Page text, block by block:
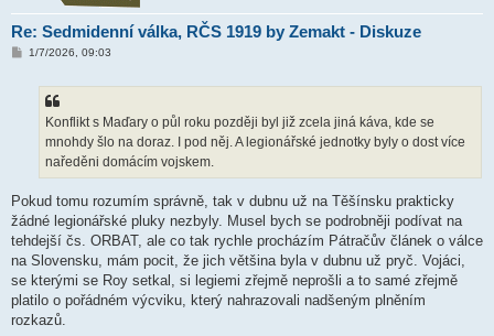
Re: Sedmidenní válka, RČS 1919 by Zemakt - Diskuze
P1/7/2026, 09:03
Konflikt s Maďary o půl roku později byl již zcela jiná káva, kde se
mnohdy šlo na doraz. I pod něj. A legionářské jednotky byly o dost více
naředěni domácím vojskem.
Pokud tomu rozumím správně, tak v dubnu už na Těšínsku prakticky
žádné legionářské pluky nezbyly. Musel bych se podrobněji podívat na
tehdejší čs. ORBAT, ale co tak rychle procházím Pátračův článek o válce
na Slovensku, mám pocit, že jich většina byla v dubnu už pryč. Vojáci,
se kterými se Roy setkal, si legiemi zřejmě neprošli a to samé zřejmě
platilo o pořádném výcviku, který nahrazovali nadšeným plněním
rozkazů.